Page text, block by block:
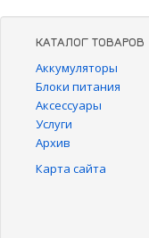
КАТАЛОГ ТОВАРОВ
Аккумуляторы
Блоки питания
Аксессуары
Услуги
Архив
Карта сайта